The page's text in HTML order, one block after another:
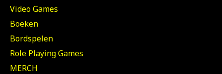
Video Games
Boeken
Bordspelen
Role Playing Games
MERCH